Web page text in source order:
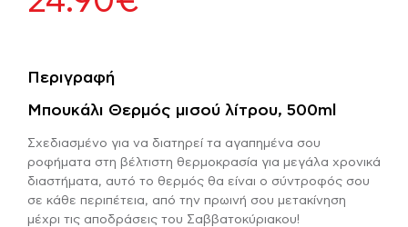
Περιγραφή
Μπουκάλι Θερμός μισού λίτρου, 500ml
Σχεδιασμένο για να διατηρεί τα αγαπημένα σου
ροφήματα στη βέλτιστη θερμοκρασία για μεγάλα χρονικά
διαστήματα, αυτό το θερμός θα είναι ο σύντροφός σου
σε κάθε περιπέτεια, από την πρωινή σου μετακίνηση
μέχρι τις αποδράσεις του Σαββατοκύριακου!